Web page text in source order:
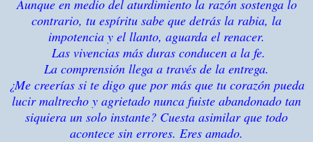
Aunque en medio del aturdimiento la razón sostenga lo
contrario, tu espíritu sabe que detrás la rabia, la
impotencia y el llanto, aguarda el renacer.
Las vivencias más duras conducen a la fe.
La comprensión llega a través de la entrega.
¿Me creerías si te digo que por más que tu corazón pueda
lucir maltrecho y agrietado nunca fuiste abandonado tan
siquiera un solo instante? Cuesta asimilar que todo
acontece sin errores. Eres amado.